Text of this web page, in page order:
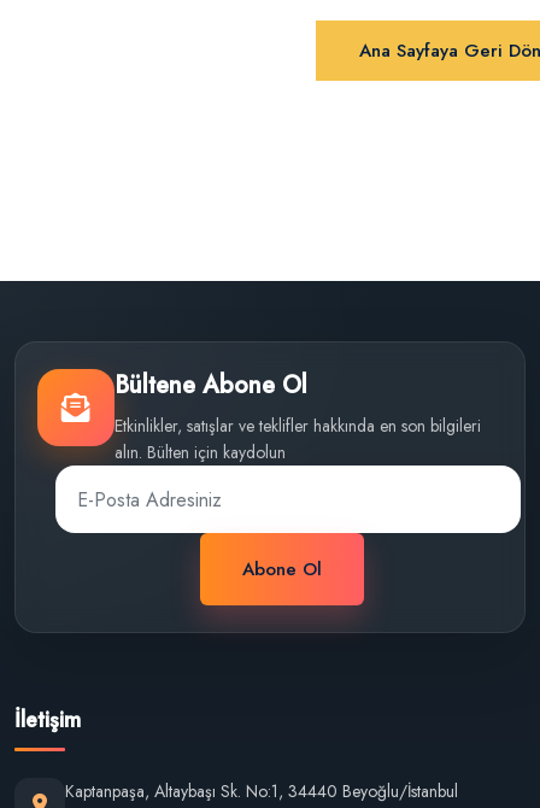
Ana Sayfaya Geri Dön
Bültene Abone Ol
Etkinlikler, satışlar ve teklifler hakkında en son bilgileri
alın. Bülten için kaydolun
Abone Ol
İletişim
Kaptanpaşa, Altaybaşı Sk. No:1, 34440 Beyoğlu/İstanbul